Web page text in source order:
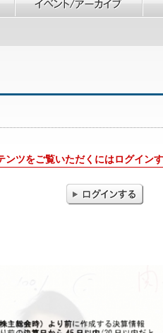
ンツをご覧いただくにはログイン